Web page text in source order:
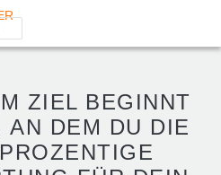
ZIEL BEGINNT
AN DEM DU DIE